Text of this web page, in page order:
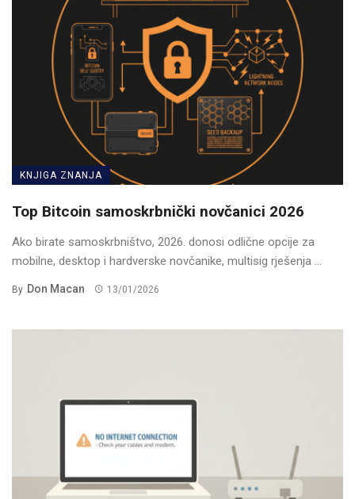
KNJIGA ZNANJA
Top Bitcoin samoskrbnički novčanici 2026
Ako birate samoskrbništvo, 2026. donosi odlične opcije za
mobilne, desktop i hardverske novčanike, multisig rješenja ...
By Don Macan 13/01/2026